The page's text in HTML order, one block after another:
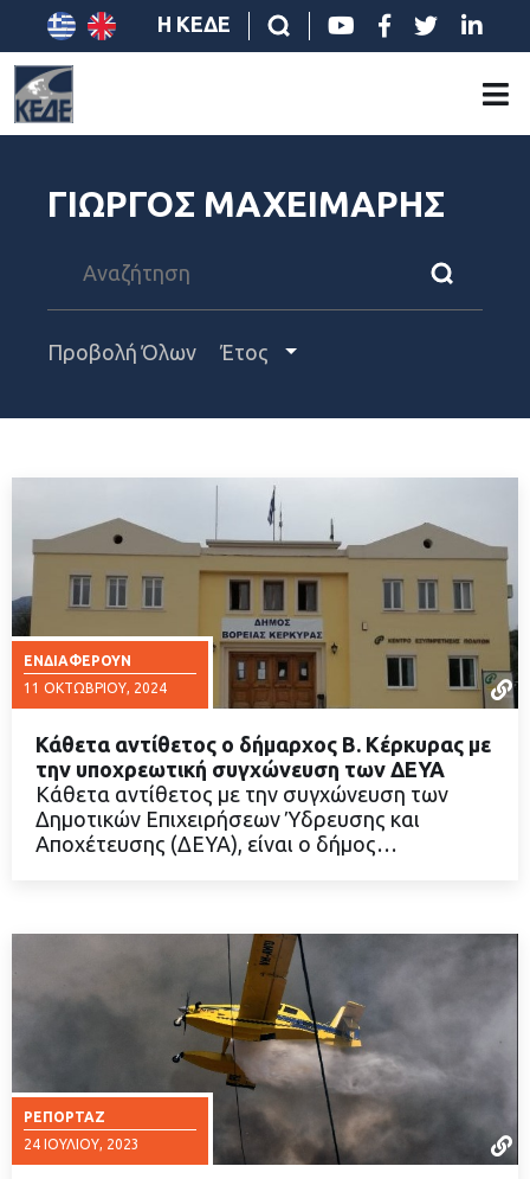
Η ΚΕΔΕ
ΓΙΩΡΓΟΣ ΜΑΧΕΙΜΑΡΗΣ
Προβολή Όλων Έτος
ΕΝΔΙΑΦΈΡΟΥΝ
11 ΟΚΤΩΒΡΊΟΥ, 2024
ΔΙΑΒΑΣΤΕ ΠΕΡΙΣΣΟΤΕΡΑ
Κάθετα αντίθετος ο δήμαρχος Β. Κέρκυρας με
την υποχρεωτική συγχώνευση των ΔΕΥΑ
Κάθετα αντίθετος με την συγχώνευση των
Δημοτικών Επιχειρήσεων Ύδρευσης και
Αποχέτευσης (ΔΕΥΑ), είναι ο δήμος…
ΡΕΠΟΡΤΆΖ
24 ΙΟΥΛΊΟΥ, 2023